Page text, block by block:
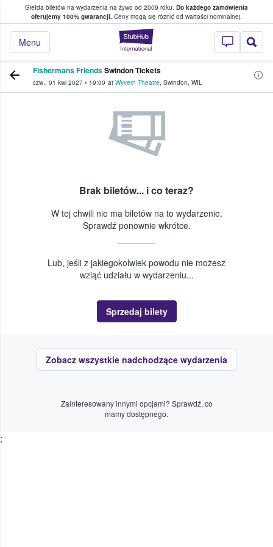
Giełda biletów na wydarzenia na żywo od 2009 roku. Do każdego zamówienia
oferujemy 100% gwarancji. Ceny mogą się różnić od wartości nominalnej.
StubHub —
Menu
w którym fani i kibice kupują i
Fishermans FriendsSwindon Tickets
czw., 01 kwi 2027 • 19:00 at Wyvern Theatre, Swindon, WIL
Brak biletów... i co teraz?
W tej chwili nie ma biletów na to wydarzenie.
Sprawdź ponownie wkrótce.
Lub, jeśli z jakiegokolwiek powodu nie możesz
wziąć udziału w wydarzeniu...
Sprzedaj bilety
Zobacz wszystkie nadchodzące wydarzenia
Zainteresowany innymi opcjami? Sprawdź, co
mamy dostępnego.
;